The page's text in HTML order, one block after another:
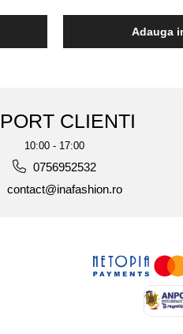
Adauga
CLIENTI
10:00 - 17:00
0756952532
contact@inafashion.ro